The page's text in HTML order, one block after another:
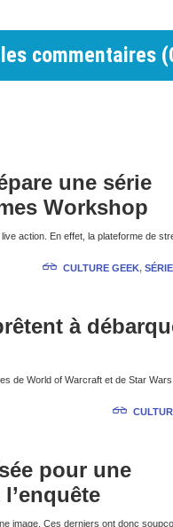
commentaires (
une série
Workshop
action. En effet, la plateforme de
CULTURE GEEK,
à
de World of Warcraft et de Star
pour une
image. Ces derniers ont donc